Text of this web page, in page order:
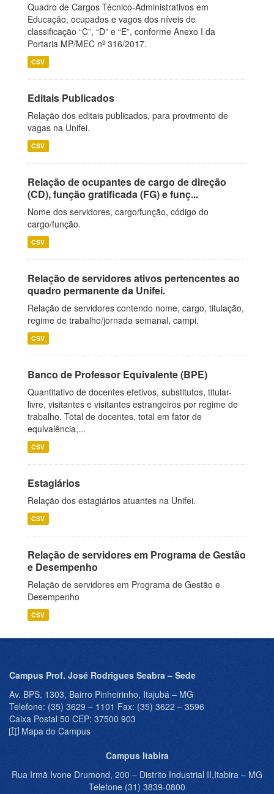
Quadro de Cargos Técnico-Administrativos em
Educação, ocupados e vagos dos níveis de
classificação “C”, “D” e “E”, conforme Anexo I da
Portaria MP/MEC nº 316/2017.
CSV
Editais Publicados
Relação dos editais publicados, para provimento de
vagas na Unifei.
CSV
Relação de ocupantes de cargo de direção
(CD), função gratificada (FG) e funç...
Nome dos servidores, cargo/função, código do
cargo/função.
CSV
Relação de servidores ativos pertencentes ao
quadro permanente da Unifei.
Relação de servidores contendo nome, cargo, titulação,
regime de trabalho/jornada semanal, campi.
CSV
Banco de Professor Equivalente (BPE)
Quantitativo de docentes efetivos, substitutos, titular-
livre, visitantes e visitantes estrangeiros por regime de
trabalho. Total de docentes, total em fator de
equivalência,...
CSV
Estagiários
Relação dos estagiários atuantes na Unifei.
CSV
Relação de servidores em Programa de Gestão
e Desempenho
Relação de servidores em Programa de Gestão e
Desempenho
CSV
Campus Prof. José Rodrigues Seabra – Sede
Av. BPS, 1303, Bairro Pinheirinho, Itajubá – MG
Telefone: (35) 3629 – 1101 Fax: (35) 3622 – 3596
Caixa Postal 50 CEP: 37500 903
Mapa do Campus
Campus Itabira
Rua Irmã Ivone Drumond, 200 – Distrito Industrial II,Itabira – MG
Telefone (31) 3839-0800